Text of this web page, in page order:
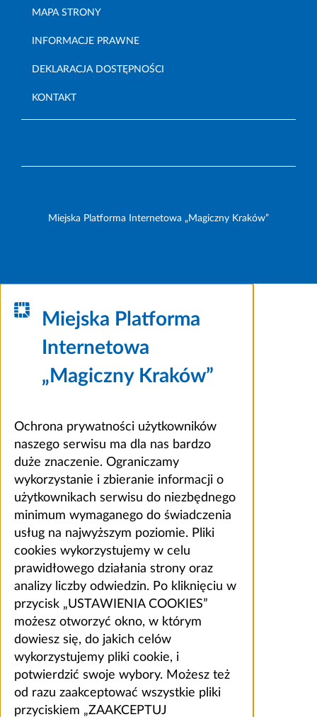
MAPA STRONY
INFORMACJE PRAWNE
DEKLARACJA DOSTĘPNOŚCI
KONTAKT
Miejska Platforma Internetowa „Magiczny Kraków”
Miejska Platforma
Internetowa
„Magiczny Kraków”
Ochrona prywatności użytkowników
naszego serwisu ma dla nas bardzo
duże znaczenie. Ograniczamy
wykorzystanie i zbieranie informacji o
użytkownikach serwisu do niezbędnego
minimum wymaganego do świadczenia
usług na najwyższym poziomie. Pliki
cookies wykorzystujemy w celu
prawidłowego działania strony oraz
analizy liczby odwiedzin. Po kliknięciu w
przycisk „USTAWIENIA COOKIES”
możesz otworzyć okno, w którym
dowiesz się, do jakich celów
wykorzystujemy pliki cookie, i
potwierdzić swoje wybory. Możesz też
od razu zaakceptować wszystkie pliki
przyciskiem „ZAAKCEPTUJ